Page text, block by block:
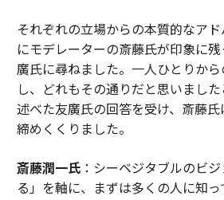
それぞれの立場からの本質的なア
にモデレーターの斎藤氏が印象に
廣氏に尋ねました。一人ひとりか
し、どれもその通りだと思いまし
述べた友廣氏の回答を受け、斎藤
締めくくりました。
斎藤潤一氏：シーベジタブルのビ
る」を軸に、まずは多くの人に知